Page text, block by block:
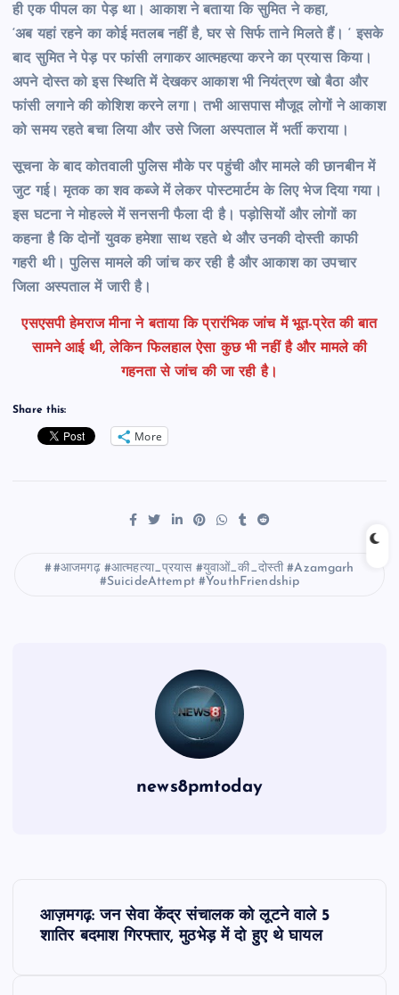
ही एक पीपल का पेड़ था। आकाश ने बताया कि सुमित ने कहा,
‘अब यहां रहने का कोई मतलब नहीं है, घर से सिर्फ ताने मिलते हैं। ‘ इसके
बाद सुमित ने पेड़ पर फांसी लगाकर आत्महत्या करने का प्रयास किया।
अपने दोस्त को इस स्थिति में देखकर आकाश भी नियंत्रण खो बैठा और
फांसी लगाने की कोशिश करने लगा। तभी आसपास मौजूद लोगों ने आकाश
को समय रहते बचा लिया और उसे जिला अस्पताल में भर्ती कराया।
सूचना के बाद कोतवाली पुलिस मौके पर पहुंची और मामले की छानबीन में
जुट गई। मृतक का शव कब्जे में लेकर पोस्टमार्टम के लिए भेज दिया गया।
इस घटना ने मोहल्ले में सनसनी फैला दी है। पड़ोसियों और लोगों का
कहना है कि दोनों युवक हमेशा साथ रहते थे और उनकी दोस्ती काफी
गहरी थी। पुलिस मामले की जांच कर रही है और आकाश का उपचार
जिला अस्पताल में जारी है।
एसएसपी हेमराज मीना ने बताया कि प्रारंभिक जांच में भूत-प्रेत की बात
सामने आई थी, लेकिन फिलहाल ऐसा कुछ भी नहीं है और मामले की
गहनता से जांच की जा रही है।
Share this:
More
#आजमगढ़ #आत्महत्या_प्रयास #युवाओं_की_दोस्ती #Azamgarh
#SuicideAttempt #YouthFriendship
news8pmtoday
आज़मगढ़: जन सेवा केंद्र संचालक को लूटने वाले 5
शातिर बदमाश गिरफ्तार, मुठभेड़ में दो हुए थे घायल